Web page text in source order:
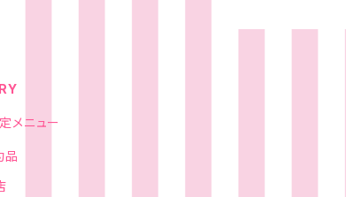
メニュー
品